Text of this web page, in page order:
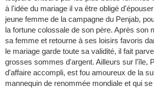
à l'idée du mariage il va être obligé
jeune femme de la campagne du Penjab,
la fortune colossale de son père. Après son
sa femme et retourne à ses loisirs favoris
le mariage garde toute sa validité, il fait
grosses sommes d'argent. Ailleurs sur l'île,
d'affaire accompli, est fou amoureux de la
mannequin de renommée mondiale et qui